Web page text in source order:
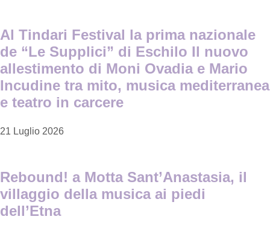
Al Tindari Festival la prima nazionale
de “Le Supplici” di Eschilo Il nuovo
allestimento di Moni Ovadia e Mario
Incudine tra mito, musica mediterranea
e teatro in carcere
21 Luglio 2026
Rebound! a Motta Sant’Anastasia, il
villaggio della musica ai piedi
dell’Etna